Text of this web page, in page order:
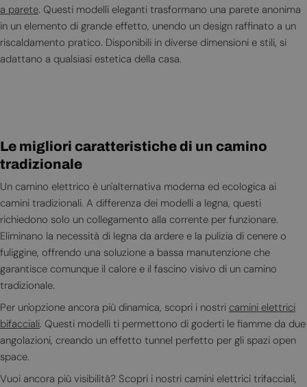
a parete. Questi modelli eleganti trasformano una parete anonima
in un elemento di grande effetto, unendo un design raffinato a un
riscaldamento pratico. Disponibili in diverse dimensioni e stili, si
adattano a qualsiasi estetica della casa.
Le migliori caratteristiche di un camino
tradizionale
Un camino elettrico è un'alternativa moderna ed ecologica ai
camini tradizionali. A differenza dei modelli a legna, questi
richiedono solo un collegamento alla corrente per funzionare.
Eliminano la necessità di legna da ardere e la pulizia di cenere o
fuliggine, offrendo una soluzione a bassa manutenzione che
garantisce comunque il calore e il fascino visivo di un camino
tradizionale.
Per un'opzione ancora più dinamica, scopri i nostri camini elettrici
bifacciali. Questi modelli ti permettono di goderti le fiamme da due
angolazioni, creando un effetto tunnel perfetto per gli spazi open
space.
Vuoi ancora più visibilità? Scopri i nostri camini elettrici trifacciali,